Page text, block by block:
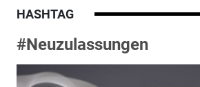
HASHTAG
#Neuzulassungen